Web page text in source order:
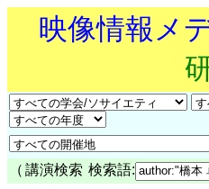
映像情報メ
（ 講演検索 検索語: